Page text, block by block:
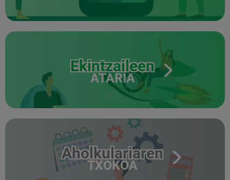
Ekintzaileen
ATARIA
Aholkulariaren
TXOKOA